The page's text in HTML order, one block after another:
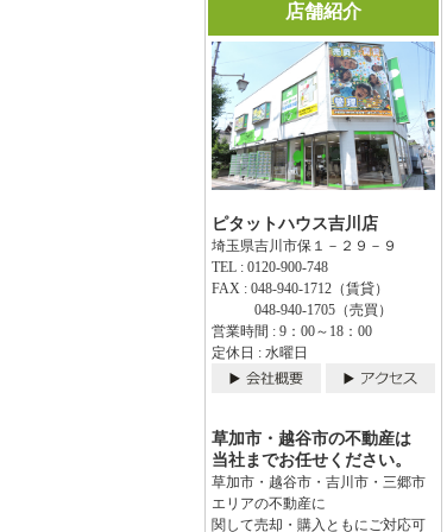
店舗紹介
ピタットハウス吉川店
埼玉県吉川市保１－２９－９
TEL : 0120-900-748
FAX : 048-940-1712（賃貸）
048-940-1705（売買）
営業時間 : 9：00～18：00
定休日 : 水曜日
草加市・越谷市の不動産は
当社までお任せください。
草加市・越谷市・吉川市・三郷市
エリアの不動産に
関して売却・購入ともにご対応可